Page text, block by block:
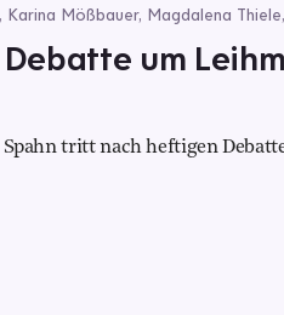
Karina Mößbauer, Magdalena
um
tritt nach heftigen